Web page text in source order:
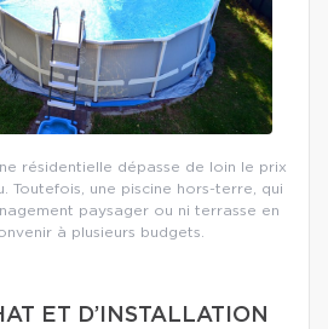
résidentielle dépasse de loin le prix
Toutefois, une piscine hors-terre, qui
paysager ou ni terrasse en
à plusieurs budgets.
ET D’INSTALLATION